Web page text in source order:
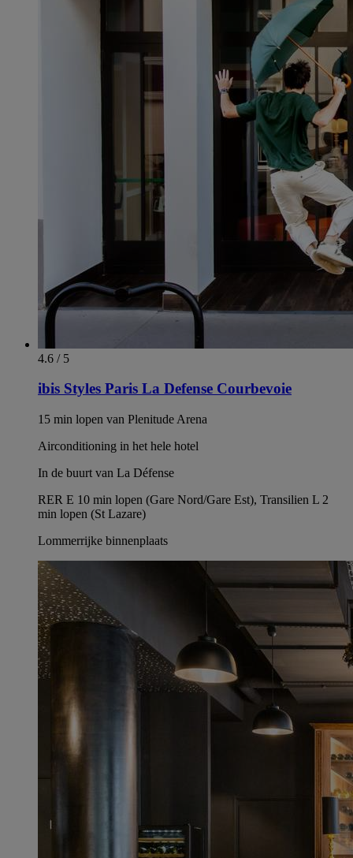
4.6 / 5
ibis Styles Paris La Defense Courbevoie
15 min lopen van Plenitude Arena
Airconditioning in het hele hotel
In de buurt van La Défense
RER E 10 min lopen (Gare Nord/Gare Est), Transilien L 2
min lopen (St Lazare)
Lommerrijke binnenplaats